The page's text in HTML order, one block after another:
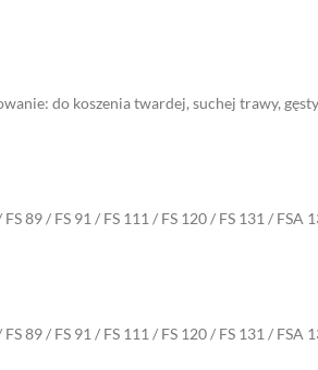
do koszenia twardej, suchej trawy,
89 / FS 91 / FS 111 / FS 120 / FS 131 /
89 / FS 91 / FS 111 / FS 120 / FS 131 /